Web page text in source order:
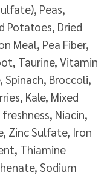
Peas,
Potatoes, Dried
Meal, Pea Fiber,
Taurine, Vitamin
Spinach, Broccoli,
Kale, Mixed
Niacin,
Zinc Sulfate, Iron
Thiamine
Sodium